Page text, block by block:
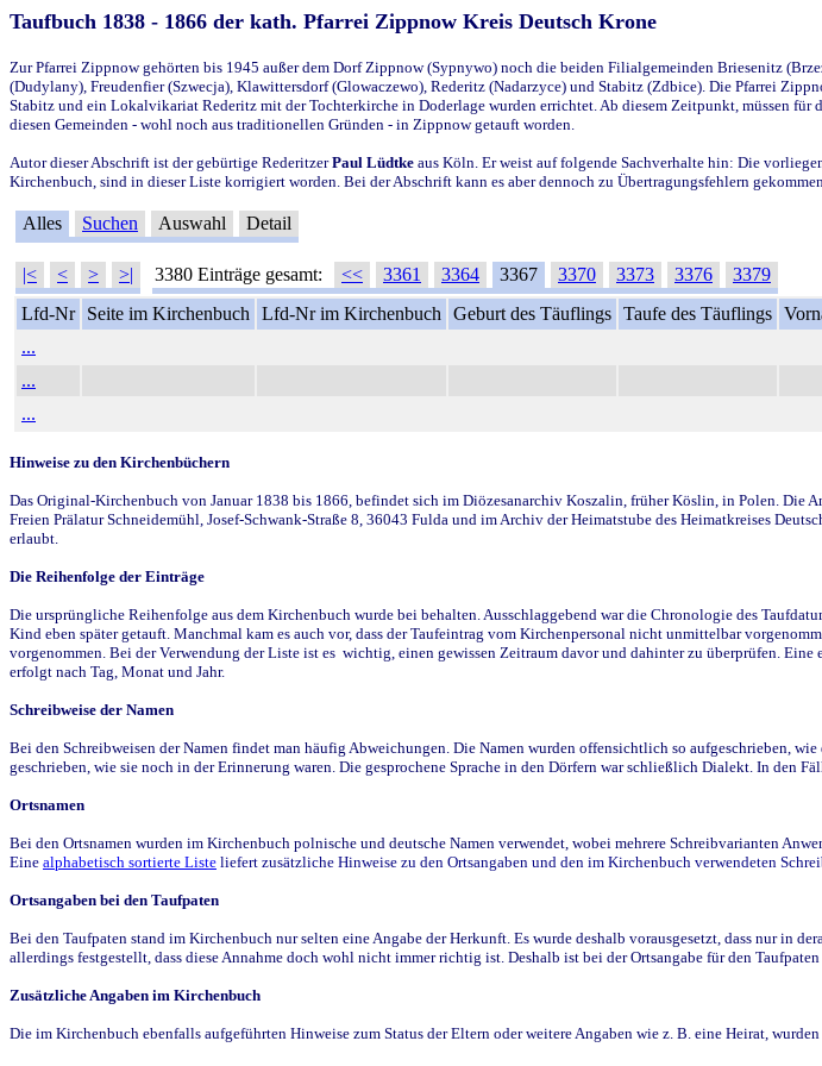
Taufbuch 1838 - 1866 der kath. Pfarrei Zippnow Kreis Deutsch Krone
Zur Pfarrei Zippnow gehörten bis 1945 außer dem Dorf Zippnow (Sypnywo) noch die beiden Filialgemeinden Briesenitz
(Dudylany), Freudenfier (Szwecja), Klawittersdorf (Glowaczewo), Rederitz (Nadarzyce) und Stabitz (Zdbice). Die Pfarrei
Stabitz und ein Lokalvikariat Rederitz mit der Tochterkirche in Doderlage wurden errichtet. Ab diesem Zeitpunkt, müssen
diesen Gemeinden - wohl noch aus traditionellen Gründen - in Zippnow getauft worden.
Autor dieser Abschrift ist der gebürtige RederitzerPaul Lüdtke aus Köln. Er weist auf folgende Sachverhalte hin: Die
Kirchenbuch, sind in dieser Liste korrigiert worden. Bei der Abschrift kann es aber dennoch zu Übertragungsfehlern
Alles Suchen Auswahl Detail
|< < > >| 3380 Einträge gesamt: << 3361 3364 3367 3370 3373 3376
3379
Lfd-Nr
Seite im Kirchenbuch Lfd-Nr im Kirchenbuch Geburt des Täuflings Taufe des Täuflings
...
...
...
Hinweise zu den Kirchenbüchern
Das Original-Kirchenbuch von Januar 1838 bis 1866, befindet sich im Diözesanarchiv Koszalin, früher Köslin, in Polen.
Freien Prälatur Schneidemühl, Josef-Schwank-Straße 8, 36043 Fulda und im Archiv der Heimatstube des Heimatkreises
erlaubt.
Die Reihenfolge der Einträge
Die ursprüngliche Reihenfolge aus dem Kirchenbuch wurde bei behalten. Ausschlaggebend war die Chronologie des
Kind eben später getauft. Manchmal kam es auch vor, dass der Taufeintrag vom Kirchenpersonal nicht unmittelbar
vorgenommen. Bei der Verwendung der Liste ist es wichtig, einen gewissen Zeitraum davor und dahinter zu überprüfen.
erfolgt nach Tag, Monat und Jahr.
Schreibweise der Namen
Bei den Schreibweisen der Namen findet man häufig Abweichungen. Die Namen wurden offensichtlich so aufgeschrieben,
geschrieben, wie sie noch in der Erinnerung waren. Die gesprochene Sprache in den Dörfern war schließlich Dialekt. In den
Ortsnamen
Bei den Ortsnamen wurden im Kirchenbuch polnische und deutsche Namen verwendet, wobei mehrere Schreibvarianten
Eine alphabetisch sortierte Liste liefert zusätzliche Hinweise zu den Ortsangaben und den im Kirchenbuch verwendeten
Ortsangaben bei den Taufpaten
Bei den Taufpaten stand im Kirchenbuch nur selten eine Angabe der Herkunft. Es wurde deshalb vorausgesetzt, dass nur in
allerdings festgestellt, dass diese Annahme doch wohl nicht immer richtig ist. Deshalb ist bei der Ortsangabe für den
Zusätzliche Angaben im Kirchenbuch
Die im Kirchenbuch ebenfalls aufgeführten Hinweise zum Status der Eltern oder weitere Angaben wie z. B. eine Heirat, wurden